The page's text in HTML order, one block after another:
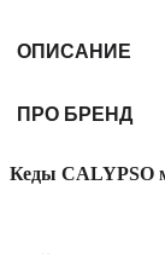
ОПИСАНИЕ
ПРО БРЕНД
Кеды CALYPSO